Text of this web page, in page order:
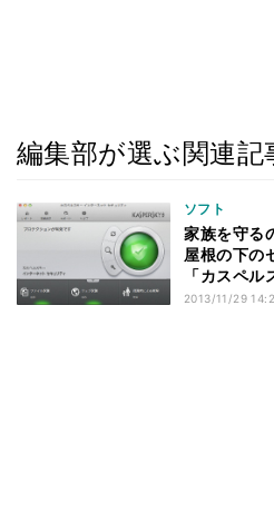
編集部が選ぶ関連記
ソフト
家族を守る
屋根の下の
「カスペ
2013/11/29